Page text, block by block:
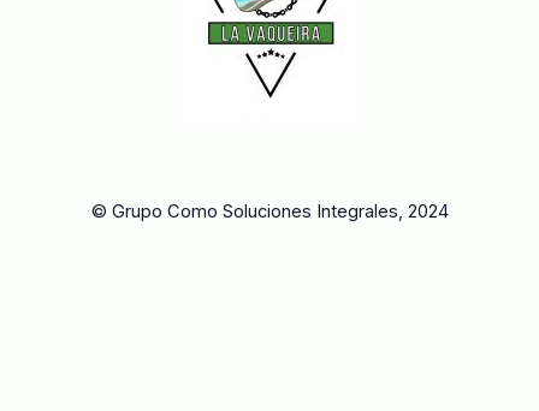
© Grupo Como Soluciones Integrales, 2024